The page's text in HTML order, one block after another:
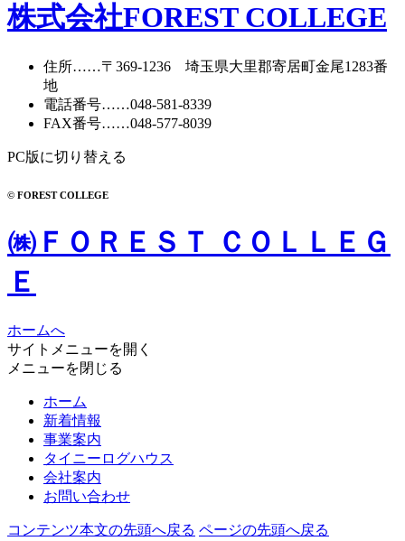
カ
イ
株式会社FOREST COLLEGE
住所……〒369-1236 埼玉県大里郡寄居町金尾1283番
地
電話番号……048-581-8339
FAX番号……048-577-8039
PC版に切り替える
© FOREST COLLEGE
㈱ＦＯＲＥＳＴ ＣＯＬＬＥＧ
Ｅ
ホームへ
サイトメニューを開く
メニューを閉じる
ホーム
新着情報
事業案内
タイニーログハウス
会社案内
お問い合わせ
コンテンツ本文の先頭へ戻る ページの先頭へ戻る